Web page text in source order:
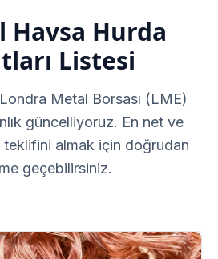
Havsa Hurda
Listesi
Londra Metal Borsası (LME)
güncelliyoruz. En net ve
teklifini almak için doğrudan
geçebilirsiniz.